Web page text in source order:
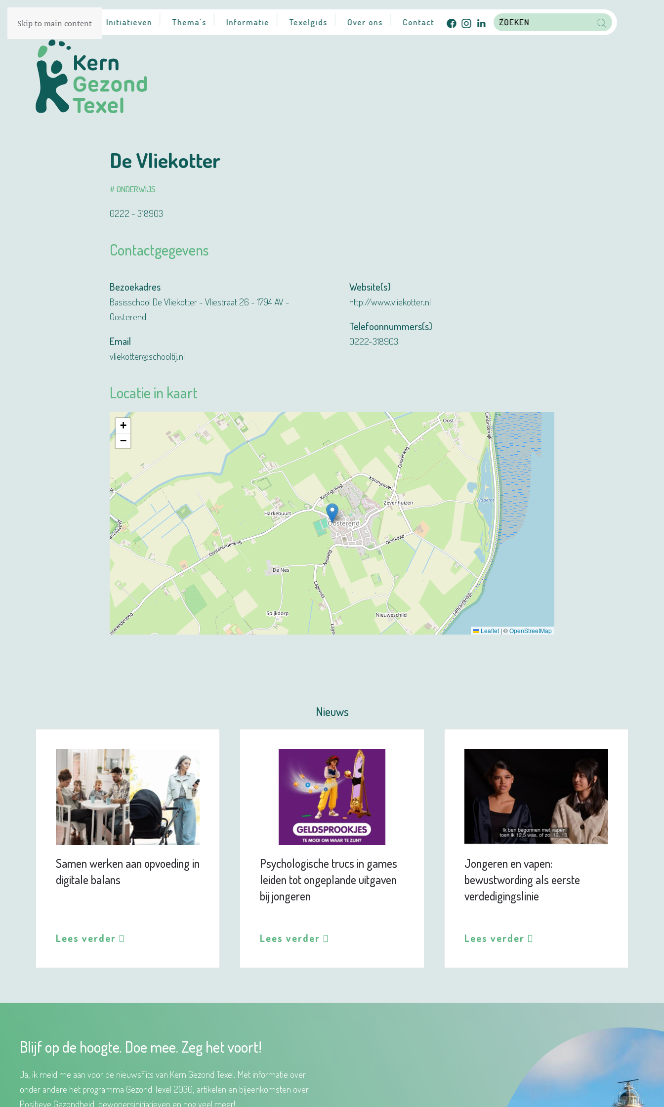
Skip to main content
Home Initiatieven Thema's Informatie Texelgids Over ons Contact
De Vliekotter
# ONDERWIJS
0222 - 318903
Contactgegevens
Bezoekadres
Basisschool De Vliekotter - Vliestraat 26 - 1794 AV -
Oosterend
Email
vliekotter@schooltij.nl
Website(s)
http://www.vliekotter.nl
Telefoonnummers(s)
0222-318903
Locatie in kaart
+
−
Leaflet | ©OpenStreetMap
Nieuws
Samen werken aan opvoeding in
digitale balans
Lees verder
Psychologische trucs in games
leiden tot ongeplande uitgaven
bij jongeren
Lees verder
Jongeren en vapen:
bewustwording als eerste
verdedigingslinie
Lees verder
Blijf op de hoogte. Doe mee. Zeg het voort!
Ja, ik meld me aan voor de nieuwsflits van Kern Gezond Texel. Met informatie over
onder andere het programma Gezond Texel 2030, artikelen en bijeenkomsten over
Positieve Gezondheid, bewonersinitiatieven en nog veel meer!